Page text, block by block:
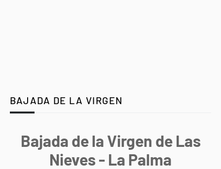
BAJADA DE LA VIRGEN
Bajada de la Virgen de Las
Nieves - La Palma